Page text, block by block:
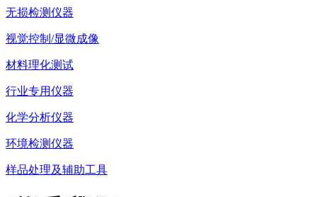
无损检测仪器
视觉控制/显微成像
材料理化测试
行业专用仪器
化学分析仪器
环境检测仪器
样品处理及辅助工具